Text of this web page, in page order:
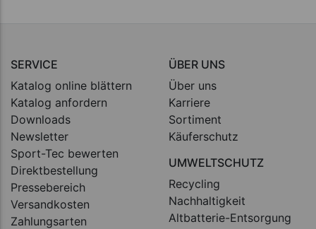
SERVICE
Katalog online blättern
Katalog anfordern
Downloads
Newsletter
Sport-Tec bewerten
Direktbestellung
Pressebereich
Versandkosten
Zahlungsarten
ÜBER UNS
Über uns
Karriere
Sortiment
Käuferschutz
UMWELTSCHUTZ
Recycling
Nachhaltigkeit
Altbatterie-Entsorgung